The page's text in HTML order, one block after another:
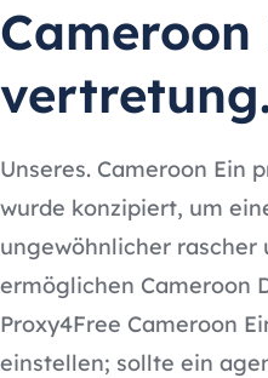
vertretung.
Unseres. Cameroon Ein
wurde konzipiert, um
ungewöhnlicher rascher
ermöglichen Cameroon
Proxy4Free Cameroon
einstellen; sollte ein